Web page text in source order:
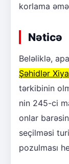
korlama
Nəticə
Beləliklə,
Şəhidlər
tərkibinin
nin 245-ci
onlar
seçilməsi
pozulması